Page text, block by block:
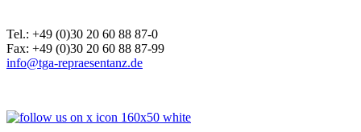
Tel.: +49 (0)30 20 60 88 87-0
Fax: +49 (0)30 20 60 88 87-99
info@tga-repraesentanz.de